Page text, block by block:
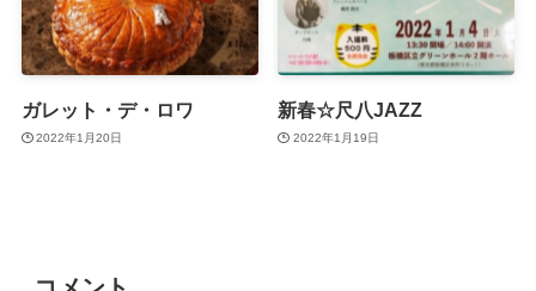
ガレット・デ・ロワ
2022年1月20日
新春☆尺八JAZZ
2022年1月19日